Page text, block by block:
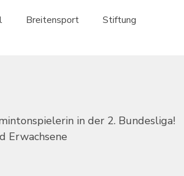
Breitensport Stiftung
in der 2. Bundesliga!
Erwachsene